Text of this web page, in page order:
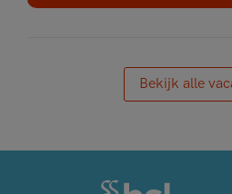
Bekijk alle